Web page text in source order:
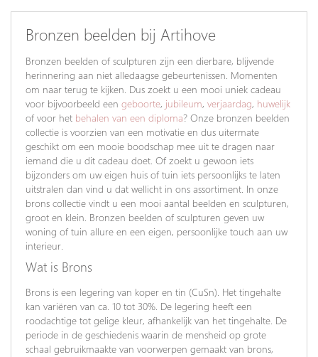
Bronzen beelden bij Artihove
Bronzen beelden of sculpturen zijn een dierbare, blijvende
herinnering aan niet alledaagse gebeurtenissen. Momenten
om naar terug te kijken. Dus zoekt u een mooi uniek cadeau
voor bijvoorbeeld een geboorte, jubileum, verjaardag, huwelijk
of voor het behalen van een diploma? Onze bronzen beelden
collectie is voorzien van een motivatie en dus uitermate
geschikt om een mooie boodschap mee uit te dragen naar
iemand die u dit cadeau doet. Of zoekt u gewoon iets
bijzonders om uw eigen huis of tuin iets persoonlijks te laten
uitstralen dan vind u dat wellicht in ons assortiment. In onze
brons collectie vindt u een mooi aantal beelden en sculpturen,
groot en klein. Bronzen beelden of sculpturen geven uw
woning of tuin allure en een eigen, persoonlijke touch aan uw
interieur.
Wat is Brons
Brons is een legering van koper en tin (CuSn). Het tingehalte
kan variëren van ca. 10 tot 30%. De legering heeft een
roodachtige tot gelige kleur, afhankelijk van het tingehalte. De
periode in de geschiedenis waarin de mensheid op grote
schaal gebruikmaakte van voorwerpen gemaakt van brons,